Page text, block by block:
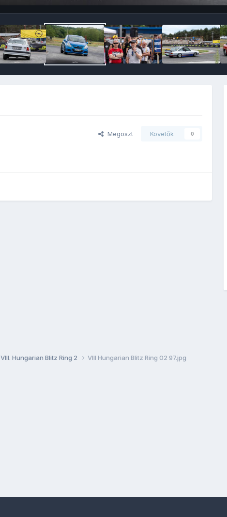
Megoszt Követők 0
VIII. Hungarian Blitz Ring 2 VIII Hungarian Blitz Ring 02 97.jpg